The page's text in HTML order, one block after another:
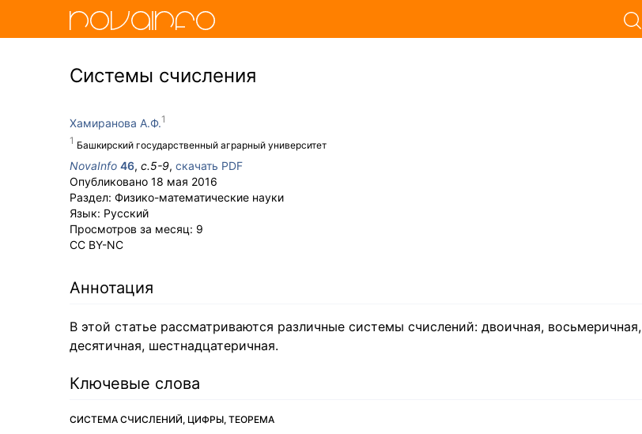
Системы счисления
Хамиранова А.Ф.
Башкирский государственный аграрный университет
NovaInfo 46, с.5-9, скачать PDF
Опубликовано 18 мая 2016
Раздел: Физико-математические науки
Язык: Русский
Просмотров за месяц: 9
CC BY-NC
Аннотация
В этой статье рассматриваются различные системы счислений: двоичная, восьмеричная,
десятичная, шестнадцатеричная.
Ключевые слова
СИСТЕМА СЧИСЛЕНИЙ, ЦИФРЫ, ТЕОРЕМА